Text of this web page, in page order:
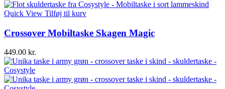
Quick View Tilføj til kurv
Crossover Mobiltaske Skagen Magic
449.00 kr.